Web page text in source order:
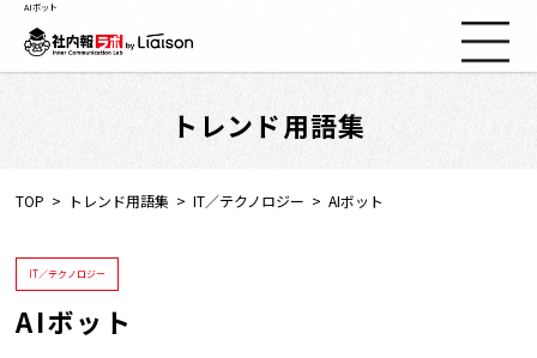
社内報ノウハウ
セミナー情報
Web社内報
資料コーナー
AIボット
トレンド用語集
TOP トレンド用語集 IT／テクノロジー AIボット
IT／テクノロジー
AIボット